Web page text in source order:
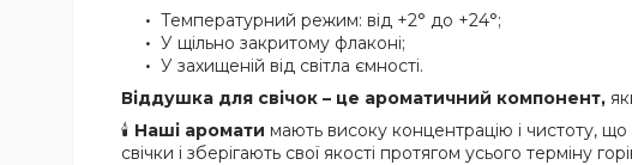
Температурний режим: від +2° до +24°;
У щільно закритому флаконі;
У захищеній від світла ємності.
Віддушка для свічок – це ароматичний компонент,
🕯️ Наші аромати мають високу концентрацію і чистоту,
свічки і зберігають свої якості протягом усього терміну